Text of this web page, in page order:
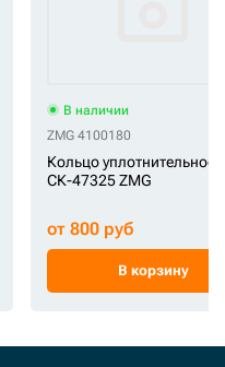
ITR 367-8468
В наличии
ZMG 4100180
Кольцо уплотнительное
СК-47325 ZMG
от 800 руб
В корзину